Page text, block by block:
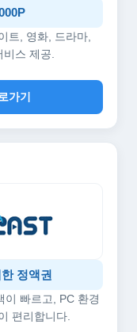
트, 영화, 드라마,
스 제공.
가기
정액권
이 빠르고, PC 환경
편리합니다.